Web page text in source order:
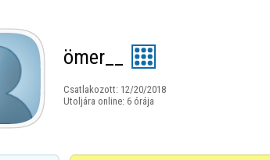
ömer__
Csatlakozott: 12/20/2018
Utoljára online: 6 órája